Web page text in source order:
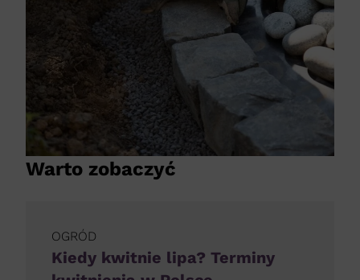
Warto zobaczyć
OGRÓD
Kiedy kwitnie lipa? Terminy